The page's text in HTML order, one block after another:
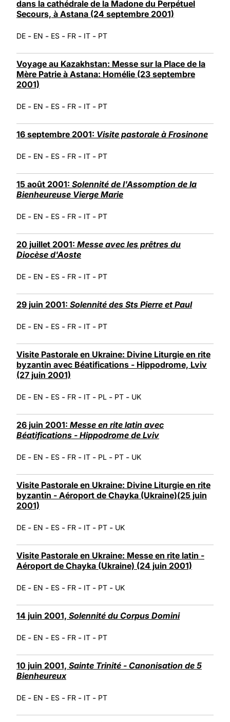
dans la cathédrale de la Madone du Perpétuel
Secours, à Astana (24 septembre 2001)
DE - EN - ES - FR - IT - PT
Voyage au Kazakhstan: Messe sur la Place de la
Mère Patrie à Astana: Homélie (23 septembre
2001)
DE - EN - ES - FR - IT - PT
16 septembre 2001: Visite pastorale à Frosinone
DE - EN - ES - FR - IT - PT
15 août 2001: Solennité de l'Assomption de la
Bienheureuse Vierge Marie
DE - EN - ES - FR - IT - PT
20 juillet 2001: Messe avec les prêtres du
Diocèse d'Aoste
DE - EN - ES - FR - IT - PT
29 juin 2001: Solennité des Sts Pierre et Paul
DE - EN - ES - FR - IT - PT
Visite Pastorale en Ukraine: Divine Liturgie en rite
byzantin avec Béatifications - Hippodrome, Lviv
(27 juin 2001)
DE - EN - ES - FR - IT - PL - PT - UK
26 juin 2001: Messe en rite latin avec
Béatifications - Hippodrome de Lviv
DE - EN - ES - FR - IT - PL - PT - UK
Visite Pastorale en Ukraine: Divine Liturgie en rite
byzantin - Aéroport de Chayka (Ukraine)(25 juin
2001)
DE - EN - ES - FR - IT - PT - UK
Visite Pastorale en Ukraine: Messe en rite latin -
Aéroport de Chayka (Ukraine) (24 juin 2001)
DE - EN - ES - FR - IT - PT - UK
14 juin 2001, Solennité du Corpus Domini
DE - EN - ES - FR - IT - PT
10 juin 2001, Sainte Trinité - Canonisation de 5
Bienheureux
DE - EN - ES - FR - IT - PT